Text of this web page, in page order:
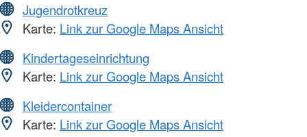
Jugendrotkreuz
Karte: Link zur Google Maps Ansicht
Kindertageseinrichtung
Karte: Link zur Google Maps Ansicht
Kleidercontainer
Karte: Link zur Google Maps Ansicht